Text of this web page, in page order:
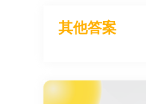
其他答案